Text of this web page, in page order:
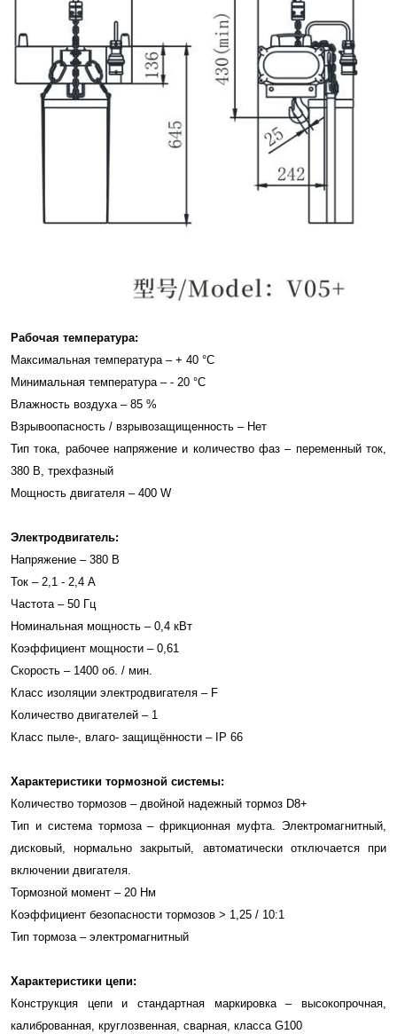
Рабочая температура:
Максимальная температура – + 40 °С
Минимальная температура – - 20 °С
Влажность воздуха – 85 %
Взрывоопасность / взрывозащищенность – Нет
Тип тока, рабочее напряжение и количество фаз – переменный ток,
380 В, трехфазный
Мощность двигателя – 400 W
Электродвигатель:
Напряжение – 380 В
Ток – 2,1 - 2,4 А
Частота – 50 Гц
Номинальная мощность – 0,4 кВт
Коэффициент мощности – 0,61
Скорость – 1400 об. / мин.
Класс изоляции электродвигателя – F
Количество двигателей – 1
Класс пыле-, влаго- защищённости – IP 66
Характеристики тормозной системы:
Количество тормозов – двойной надежный тормоз D8+
Тип и система тормоза – фрикционная муфта. Электромагнитный,
дисковый, нормально закрытый, автоматически отключается при
включении двигателя.
Тормозной момент – 20 Нм
Коэффициент безопасности тормозов > 1,25 / 10:1
Тип тормоза – электромагнитный
Характеристики цепи:
Конструкция цепи и стандартная маркировка – высокопрочная,
калиброванная, круглозвенная, сварная, класса G100